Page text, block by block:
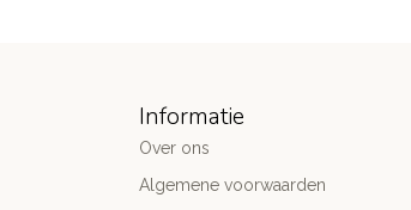
Informatie
Over ons
Algemene voorwaarden